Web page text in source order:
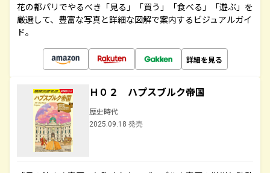
花の都パリでやるべき「見る」「買う」「食べる」「遊ぶ」を
厳選して、豊富な写真と詳細な図解で案内するビジュアルガイ
ド。
詳細を見る
Ｈ０２ ハプスブルク帝国
歴史時代
2025.09.18 発売